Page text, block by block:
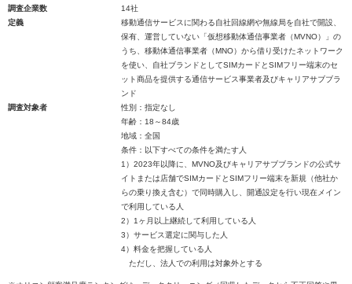
調査企業数
14社
定義
移動通信サービスに関わる自社回線網や無線局を自社で開設、
保有、運営していない「仮想移動体通信事業者（MVNO）」の
うち、移動体通信事業者（MNO）から借り受けたネットワーク
を使い、自社ブランドとしてSIMカードとSIMフリー端末のセ
ット商品を提供する通信サービス事業者及びキャリアサブブラ
ンド
調査対象者
性別：指定なし
年齢：18～84歳
地域：全国
条件：以下すべての条件を満たす人
1）2023年以降に、MVNO及びキャリアサブブランドの公式サ
イトまたは店舗でSIMカードとSIMフリー端末を新規（他社か
らの乗り換え含む）で同時購入し、開通設定を行い現在メイン
で利用している人
2）1ヶ月以上継続して利用している人
3）サービス選定に関与した人
4）料金を把握している人
ただし、法人での利用は対象外とする